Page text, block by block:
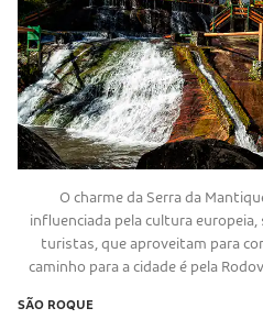
O charme da Serra da
influenciada pela cultura
turistas, que aproveitam para
caminho para a cidade é pela
SÃO ROQUE